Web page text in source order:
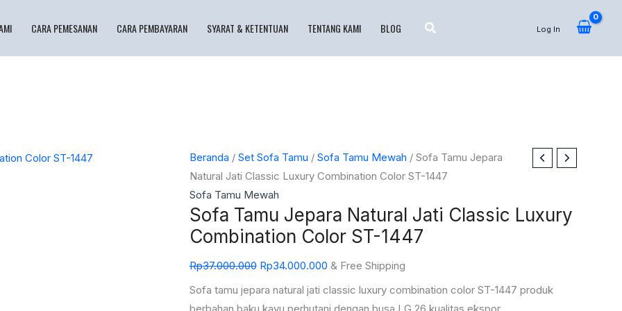
CARA PEMESANAN CARA PEMBAYARAN SYARAT & KETENTUAN TENTANG KAMI BLOG Log In
Beranda / Set Sofa Tamu / Sofa Tamu Mewah / Sofa Tamu Jepara
Natural Jati Classic Luxury Combination Color ST-1447
Sofa Tamu Mewah
Sofa Tamu Jepara Natural Jati Classic Luxury
Combination Color ST-1447
Rp37.000.000
Harga
aslinya
adalah:
Rp37.000.000.
Rp34.000.000
Harga
saat
adalah:
Rp34.000.000.
& Free Shipping
Sofa tamu jepara natural jati classic luxury combination color ST-1447 produk
berbahan baku kayu perhutani dengan busa LG 26 kualitas ekspor.
Kuantitas
Sofa
Tamu
Jepara
Natural
Classic
Luxury
Combination